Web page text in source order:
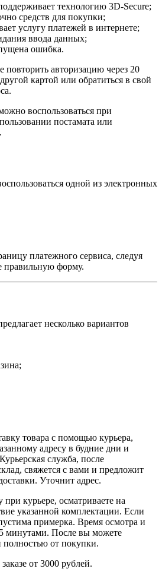
технологию 3D-Secure;
средств для покупки;
услугу платежей в интернете;
ввода данных;
ошибка.
повторить авторизацию через 20
картой или обратиться в свой
воспользоваться при
постамата или
одной из электронных
платежного сервиса, следуя
правильную форму.
несколько вариантов
товара с помощью курьера,
адресу в будние дни и
служба, после
свяжется с вами и предложит
Уточнит адрес.
курьере, осматриваете на
указанной комплектации. Если
примерка. Время осмотра и
минутами. После вы можете
полностью от покупки.
от 3000 рублей.